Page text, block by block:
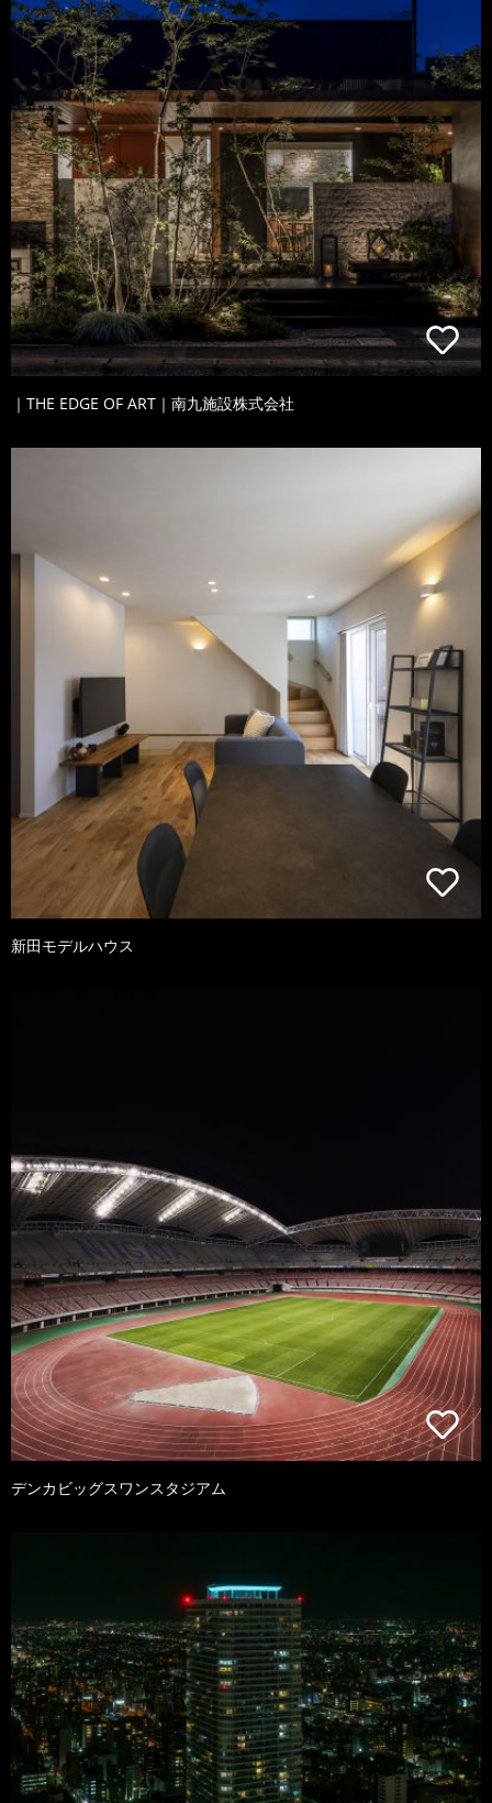
｜THE EDGE OF ART｜南九施設株式会社
新田モデルハウス
デンカビッグスワンスタジアム